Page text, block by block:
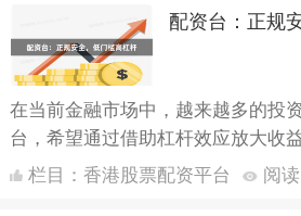
配资台：正规
在当前金融市场中，越来越多的投
台，希望通过借助杠杆效应放大收
形形色色的配资机构，如何选择一
台，成为许多投....
栏目： 香港股票配资平台 阅读